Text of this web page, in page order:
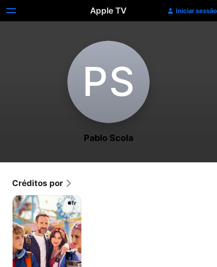
Apple TV Iniciar sessão
P‌S
Pablo Scola
Créditos por
Trying